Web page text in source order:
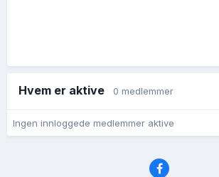
Hvem er aktive 0 medlemmer
Ingen innloggede medlemmer aktive